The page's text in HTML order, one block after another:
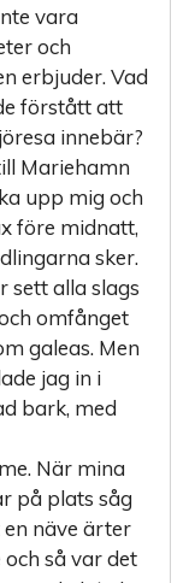
vara
och
erbjuder. Vad
förstått att
innebär?
Mariehamn
upp mig och
före midnatt,
sker.
sett alla slags
omfånget
galeas. Men
jag in i
bark, med
När mina
på plats såg
näve ärter
så var det